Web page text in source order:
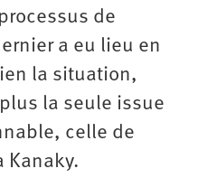
de
a eu lieu en
la situation,
la seule issue
celle de
Kanaky.